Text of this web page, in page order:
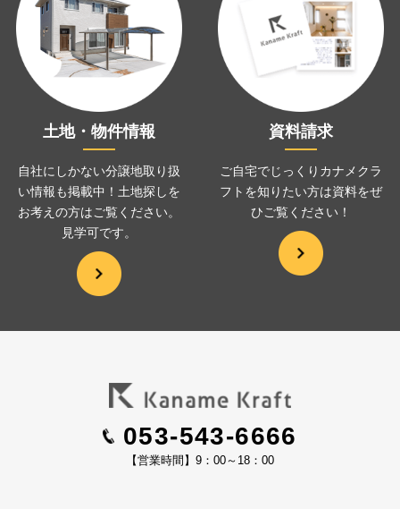
土地・物件情報
自社にしかない分譲地取り扱
い情報も掲載中！土地探しを
お考えの方はご覧ください。
見学可です。
資料請求
ご自宅でじっくりカナメクラ
フトを知りたい方は資料をぜ
ひご覧ください！
053-543-6666
【営業時間】9：00～18：00